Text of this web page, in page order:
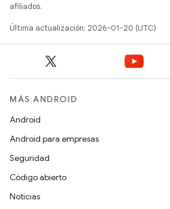
afiliados.
Última actualización: 2026-01-20 (UTC)
MÁS ANDROID
Android
Android para empresas
Seguridad
Código abierto
Noticias